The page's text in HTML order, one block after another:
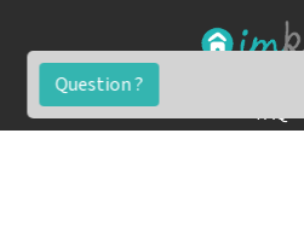
Question ?
FAQ